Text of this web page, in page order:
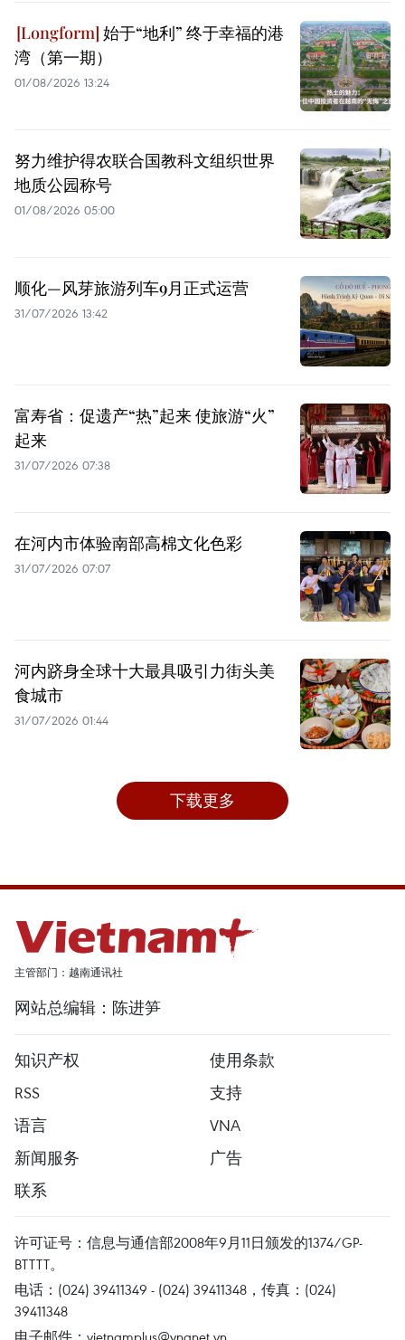
始于“地利” 终于幸福的港
湾（第一期）
01/08/2026 13:24
努力维护得农联合国教科文组织世界
地质公园称号
01/08/2026 05:00
顺化—风芽旅游列车9月正式运营
31/07/2026 13:42
富寿省：促遗产“热”起来 使旅游“火”
起来
31/07/2026 07:38
在河内市体验南部高棉文化色彩
31/07/2026 07:07
河内跻身全球十大最具吸引力街头美
食城市
31/07/2026 01:44
下载更多
主管部门：越南通讯社
网站总编辑：陈进笋
知识产权
使用条款
RSS
支持
语言
VNA
新闻服务
广告
联系
许可证号：信息与通信部2008年9月11日颁发的1374/GP-
BTTTT。
电话：(024) 39411349 - (024) 39411348，传真：(024)
39411348
电子邮件： vietnamplus@vnanet.vn